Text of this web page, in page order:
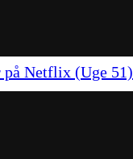
Netflix (Uge 51)